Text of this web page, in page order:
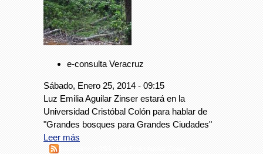
e-consulta Veracruz
Sábado, Enero 25, 2014 - 09:15
Luz Emilia Aguilar Zinser estará en la
Universidad Cristóbal Colón para hablar de
"Grandes bosques para Grandes Ciudades"
Leer más